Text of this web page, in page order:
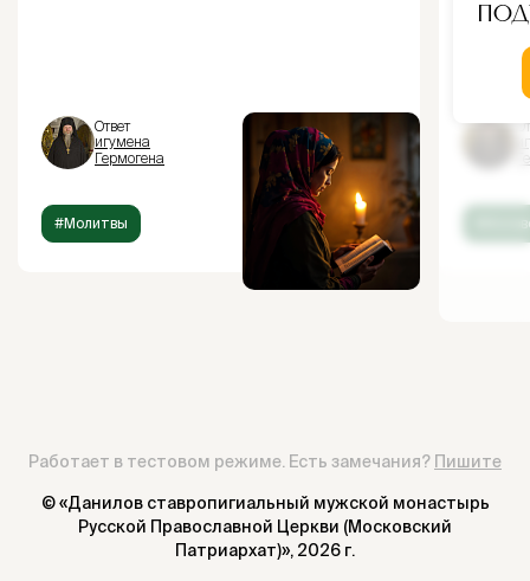
Ответ
игумена
Гермогена
#Молитвы
Работает в тестовом режиме. Есть замечания? Пишите
© «Данилов ставропигиальный мужской монастырь
Русской Православной Церкви (Московский
Патриархат)», 2026 г.